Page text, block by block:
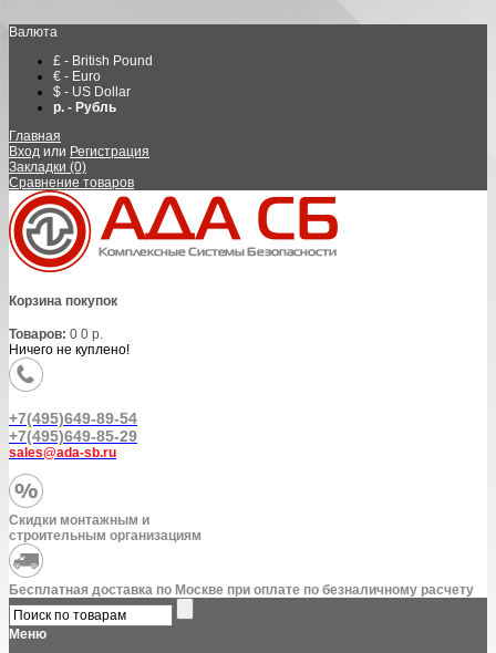
Валюта
£ - British Pound
€ - Euro
$ - US Dollar
р. - Рубль
Главная
Вход или Регистрация
Закладки (0)
Сравнение товаров
Корзина покупок
Товаров: 0 0 р.
Ничего не куплено!
+7(495)649-89-54
+7(495)649-85-29
sales@ada-sb.ru
Скидки монтажным и
строительным организациям
Бесплатная доставка по Москве при оплате по безналичному расчету
Меню